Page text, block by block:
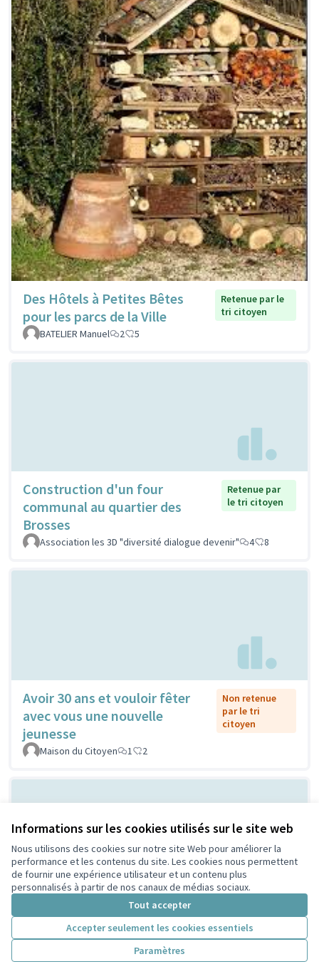
Informations sur les cookies utilisés sur le site web
Nous utilisons des cookies sur notre site Web pour améliorer la
performance et les contenus du site. Les cookies nous permettent
de fournir une expérience utilisateur et un contenu plus
personnalisés à partir de nos canaux de médias sociaux.
Tout accepter
Accepter seulement les cookies essentiels
Paramètres
Des Hôtels à Petites Bêtes
pour les parcs de la Ville
Retenue par le
tri citoyen
BATELIER Manuel
2 5
Construction d'un four
communal au quartier des
Brosses
Retenue par
le tri citoyen
Association les 3D "diversité dialogue devenir" 4 8
Avoir 30 ans et vouloir fêter
avec vous une nouvelle
jeunesse
Non retenue
par le tri
citoyen
Maison du Citoyen 1 2
Vilain grand cône de béton ou
atelier de création et
d'expression ...?
par le tri
citoyen
Sylvie Orkisz 2 3